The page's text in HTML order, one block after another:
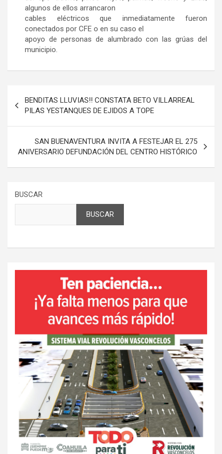
algunos de ellos arrancaron
cables eléctricos que inmediatamente fueron
conectados por CFE o en su caso el
apoyo de personas de alumbrado con las grúas del
municipio.
de
entradas
BENDITAS LLUVIAS!! CONSTATA BETO VILLARREAL
PILAS YESTANQUES DE EJIDOS A TOPE
SAN BUENAVENTURA INVITA A FESTEJAR EL 275
ANIVERSARIO DEFUNDACIÓN DEL CENTRO HISTÓRICO
BUSCAR
BUSCAR